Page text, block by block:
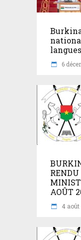
6
RENDU
AOÛT
4 août